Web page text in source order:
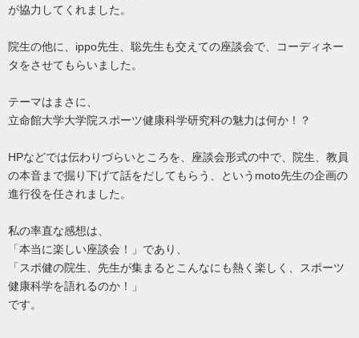
が協力してくれました。
院生の他に、ippo先生、聡先生も交えての座談会で、コーディネー
タをさせてもらいました。
テーマはまさに、
立命館大学大学院スポーツ健康科学研究科の魅力は何か！？
HPなどでは伝わりづらいところを、座談会形式の中で、院生、教員
の本音まで掘り下げて話をだしてもらう、というmoto先生の企画の
進行役を任されました。
私の率直な感想は、
「本当に楽しい座談会！」であり、
「スポ健の院生、先生が集まるとこんなにも熱く楽しく、スポーツ
健康科学を語れるのか！」
です。